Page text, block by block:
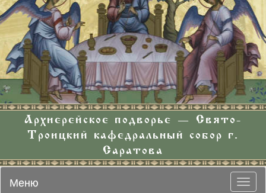
Архиерейское подворье — Свято-
Троицкий кафедральный собор г.
Саратова
Меню